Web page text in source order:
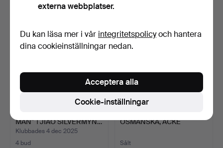
MAN” 1 JIAO SILVERMYN…
Klubbades 4 dec 2025
4 bud
OSMANSKA, ACKE
Sålt
externa webbplatser.
Du kan läsa mer i vår integritetspolicyoch hantera
dina cookieinställningar nedan.
Cookie-inställningar
Acceptera alla